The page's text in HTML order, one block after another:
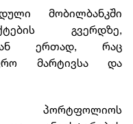
მობილბანკში
გვერდზე,
ერთად, რაც
მარტივსა და